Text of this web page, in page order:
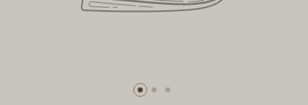
BUTTON LABELBUTTON LABEL